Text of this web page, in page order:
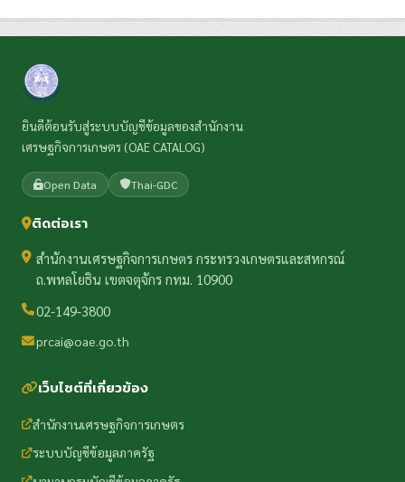
ยินดีต้อนรับสู่ระบบบัญชีข้อมูลของสำนักงาน
เศรษฐกิจการเกษตร (OAE CATALOG)
Open Data Thai-GDC
ติดต่อเรา
สำนักงานเศรษฐกิจการเกษตร กระทรวงเกษตรและสหกรณ์
ถ.พหลโยธิน เขตจตุจักร กทม. 10900
02-149-3800
prcai@oae.go.th
เว็บไซต์ที่เกี่ยวข้อง
สำนักงานเศรษฐกิจการเกษตร
ระบบบัญชีข้อมูลภาครัฐ